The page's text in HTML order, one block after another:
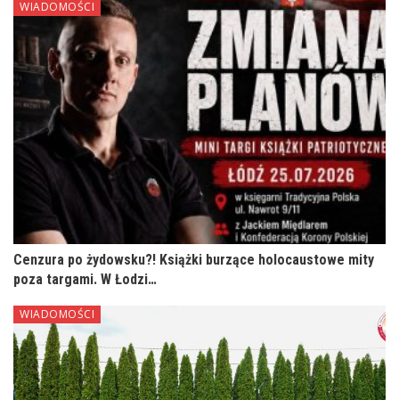
WIADOMOŚCI
Cenzura po żydowsku?! Książki burzące holocaustowe mity
poza targami. W Łodzi…
WIADOMOŚCI